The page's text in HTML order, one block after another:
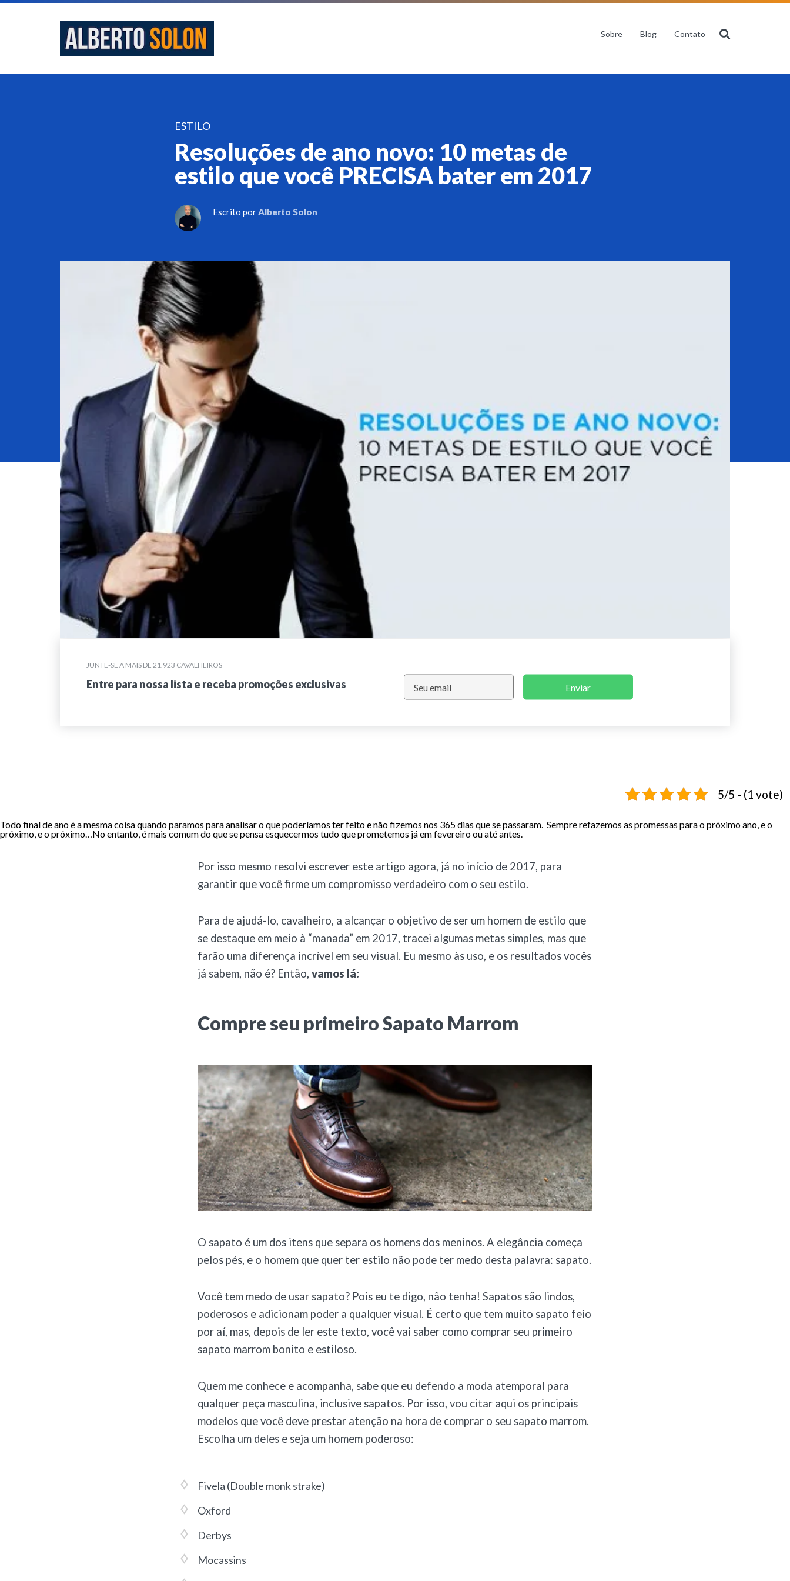
Sobre Blog Contato
ESTILO
Resoluções de ano novo: 10 metas de
estilo que você PRECISA bater em 2017
Escrito porAlberto Solon
JUNTE-SE A MAIS DE 21.923 CAVALHEIROS
Entre para nossa lista e receba promoções exclusivas Enviar
5/5 - (1 vote)
Todo final de ano é a mesma coisa quando paramos para analisar o que poderíamos ter feito e não fizemos nos 365 dias que se passaram. Sempre refazemos as promessas para o próximo ano, e o
próximo, e o próximo…No entanto, é mais comum do que se pensa esquecermos tudo que prometemos já em fevereiro ou até antes.
Por isso mesmo resolvi escrever este artigo agora, já no início de 2017, para
garantir que você firme um compromisso verdadeiro com o seu estilo.
Para de ajudá-lo, cavalheiro, a alcançar o objetivo de ser um homem de estilo que
se destaque em meio à “manada” em 2017, tracei algumas metas simples, mas que
farão uma diferença incrível em seu visual. Eu mesmo às uso, e os resultados vocês
já sabem, não é? Então, vamos lá:
Compre seu primeiro Sapato Marrom
O sapato é um dos itens que separa os homens dos meninos. A elegância começa
pelos pés, e o homem que quer ter estilo não pode ter medo desta palavra: sapato.
Você tem medo de usar sapato? Pois eu te digo, não tenha! Sapatos são lindos,
poderosos e adicionam poder a qualquer visual. É certo que tem muito sapato feio
por aí, mas, depois de ler este texto, você vai saber como comprar seu primeiro
sapato marrom bonito e estiloso.
Quem me conhece e acompanha, sabe que eu defendo a moda atemporal para
qualquer peça masculina, inclusive sapatos. Por isso, vou citar aqui os principais
modelos que você deve prestar atenção na hora de comprar o seu sapato marrom.
Escolha um deles e seja um homem poderoso:
Fivela (Double monk strake)
Oxford
Derbys
Mocassins